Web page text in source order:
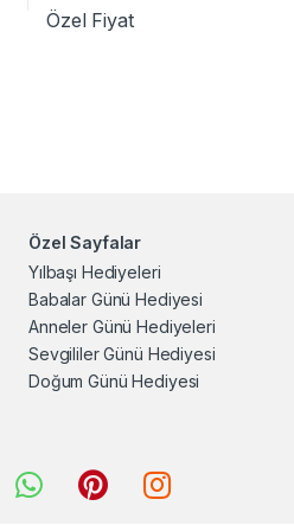
Özel Fiyat
Özel Sayfalar
Yılbaşı Hediyeleri
Babalar Günü Hediyesi
Anneler Günü Hediyeleri
Sevgililer Günü Hediyesi
Doğum Günü Hediyesi